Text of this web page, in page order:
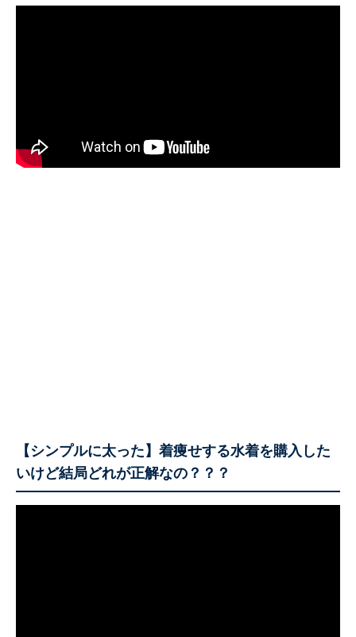
【シンプルに太った】着痩せする水着を購入した
いけど結局どれが正解なの？？？